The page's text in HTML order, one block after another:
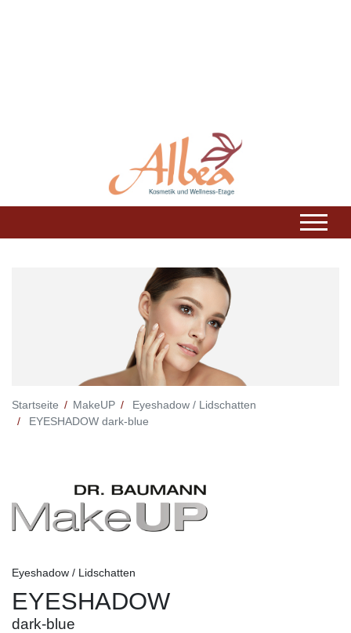
Startseite MakeUP
Eyeshadow / Lidschatten
EYESHADOW dark-blue
Eyeshadow / Lidschatten
EYESHADOW
dark-blue